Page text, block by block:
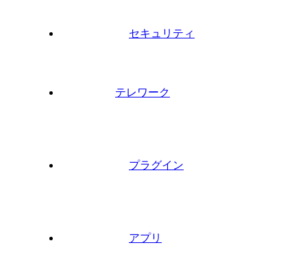
セキュリティ
テレワーク
プラグイン
アプリ